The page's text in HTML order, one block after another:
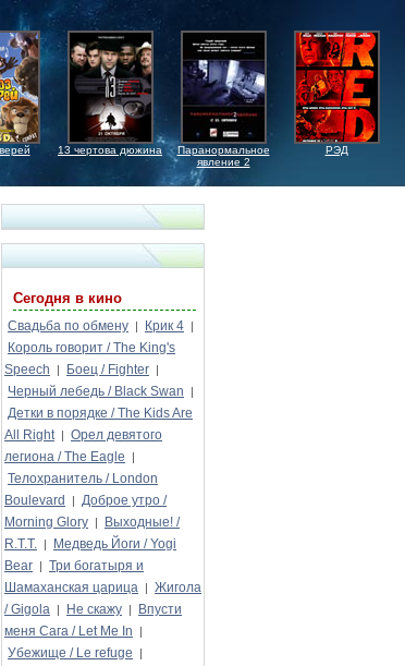
13 чертова дюжина
Паранормальное
явление 2
РЭД
Сегодня в кино
Свадьба по обмену | Крик 4 |
Король говорит / The King's
Speech
| Боец / Fighter |
Черный лебедь / Black Swan |
Детки в порядке / The Kids Are
All Right | Орел девятого
легиона / The Eagle
|
Телохранитель / London
Boulevard
| Доброе утро /
Morning Glory |
Выходные! /
R.T.T. |
Медведь Йоги / Yogi
Bear | Три богатыря и
Шамаханская царица | Жигола
/ Gigola | Не скажу |
Впусти
меня Сага / Let Me In
|
Убежище / Le refuge |